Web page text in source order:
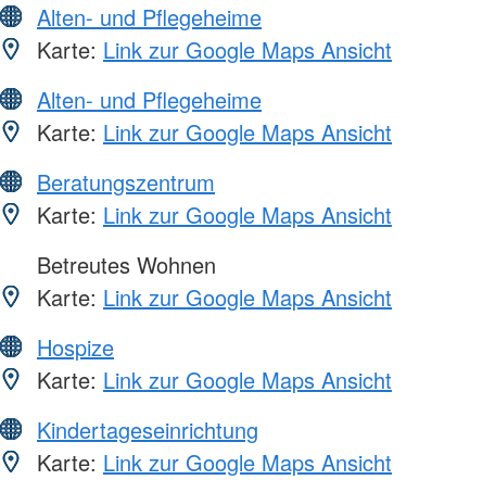
Alten- und Pflegeheime
Karte: Link zur Google Maps Ansicht
Alten- und Pflegeheime
Karte: Link zur Google Maps Ansicht
Beratungszentrum
Karte: Link zur Google Maps Ansicht
Betreutes Wohnen
Karte: Link zur Google Maps Ansicht
Hospize
Karte: Link zur Google Maps Ansicht
Kindertageseinrichtung
Karte: Link zur Google Maps Ansicht